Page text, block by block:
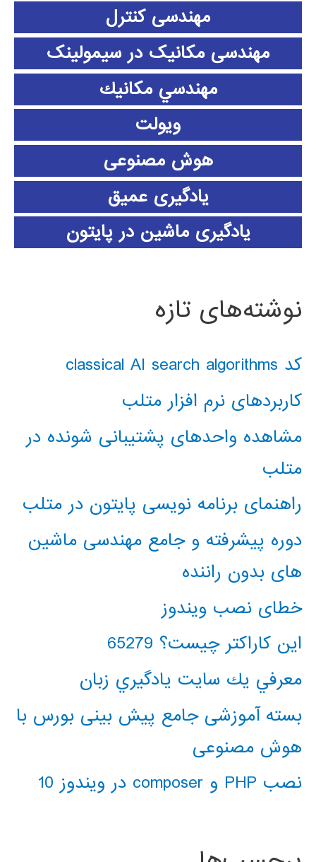
مهندسی کنترل
مهندسی مکانیک در سیمولینک
مهندسي مكانيك
ویولت
هوش مصنوعی
یادگیری عمیق
یادگیری ماشین در پایتون
نوشته‌های تازه
کد classical AI search algorithms
کاربردهای نرم افزار متلب
مشاهده واحدهای پشتیبانی شونده در
متلب
راهنمای برنامه نویسی پایتون در متلب
دوره پیشرفته و جامع مهندسی ماشین
های بدون راننده
خطای نصب ویندوز
این کاراکتر چیست؟ 65279
معرفي يك سايت يادگيري زبان
بسته آموزشی جامع پیش بینی بورس با
هوش مصنوعی
نصب PHP و composer در ویندوز 10